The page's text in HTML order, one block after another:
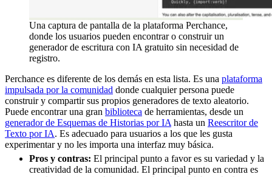
Una captura de pantalla de la plataforma Perchance,
donde los usuarios pueden encontrar o construir un
generador de escritura con IA gratuito sin necesidad de
registro.
Perchance es diferente de los demás en esta lista. Es una plataforma
impulsada por la comunidad donde cualquier persona puede
construir y compartir sus propios generadores de texto aleatorio.
Puede encontrar una gran biblioteca de herramientas, desde un
generador de Esquemas de Historias por IA hasta un Reescritor de
Texto por IA. Es adecuado para usuarios a los que les gusta
experimentar y no les importa una interfaz muy básica.
Pros y contras: El principal punto a favor es su variedad y la
creatividad de la comunidad. El principal punto en contra es